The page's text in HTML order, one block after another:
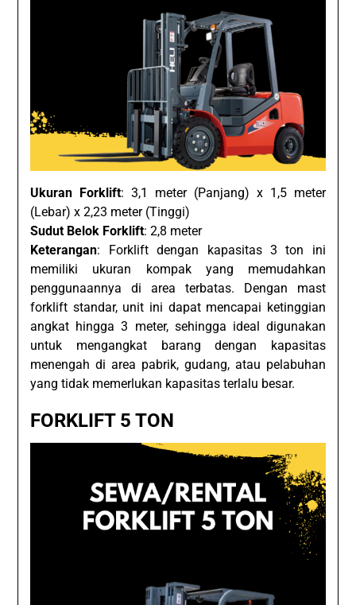
Ukuran Forklift: 3,1 meter (Panjang) x 1,5 meter
(Lebar) x 2,23 meter (Tinggi)
Sudut Belok Forklift: 2,8 meter
Keterangan: Forklift dengan kapasitas 3 ton ini
memiliki ukuran kompak yang memudahkan
penggunaannya di area terbatas. Dengan mast
forklift standar, unit ini dapat mencapai ketinggian
angkat hingga 3 meter, sehingga ideal digunakan
untuk mengangkat barang dengan kapasitas
menengah di area pabrik, gudang, atau pelabuhan
yang tidak memerlukan kapasitas terlalu besar.
FORKLIFT 5 TON